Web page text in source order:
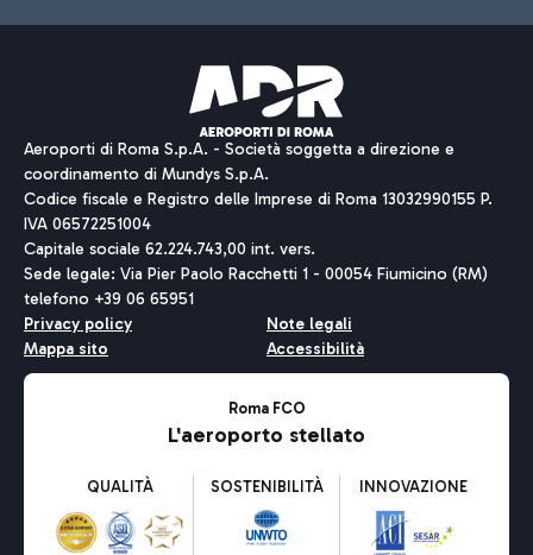
Aeroporti di Roma S.p.A. - Società soggetta a direzione e
coordinamento di Mundys S.p.A.
Codice fiscale e Registro delle Imprese di Roma 13032990155 P.
IVA 06572251004
Capitale sociale 62.224.743,00 int. vers.
Sede legale: Via Pier Paolo Racchetti 1 - 00054 Fiumicino (RM)
telefono +39 06 65951
Privacy policy
Note legali
Mappa sito
Accessibilità
Roma FCO
L'aeroporto stellato
QUALITÀ SOSTENIBILITÀ INNOVAZIONE